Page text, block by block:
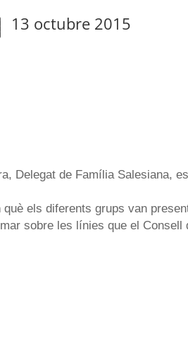
13 octubre 2015
Delegat de Família Salesiana,
els diferents grups van
sobre les línies que el Consell